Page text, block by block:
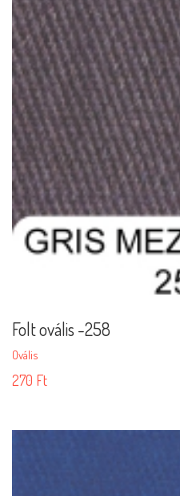
Folt ovális -258
Ovális
270 Ft